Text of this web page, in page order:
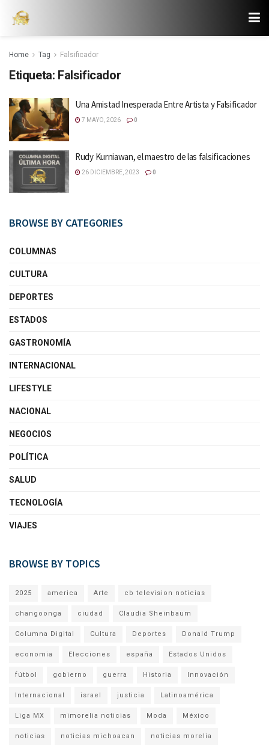
Home Tag Falsificador
Etiqueta: Falsificador
Una Amistad Inesperada Entre Artista y Falsificador
7 MAYO, 2026 0
Rudy Kurniawan, el maestro de las falsificaciones
26 DICIEMBRE, 2023 0
BROWSE BY CATEGORIES
COLUMNAS
CULTURA
DEPORTES
ESTADOS
GASTRONOMÍA
INTERNACIONAL
LIFESTYLE
NACIONAL
NEGOCIOS
POLÍTICA
SALUD
TECNOLOGÍA
VIAJES
BROWSE BY TOPICS
2025 america Arte cb television noticias
changoonga ciudad Claudia Sheinbaum
Columna Digital Cultura Deportes Donald Trump
economia Elecciones españa Estados Unidos
fútbol gobierno guerra Historia Innovación
Internacional israel justicia Latinoamérica
Liga MX mimorelia noticias Moda México
noticias noticias michoacan noticias morelia